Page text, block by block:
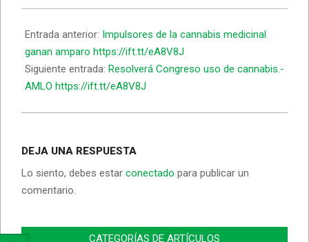
25
Entrada anterior: Impulsores de la cannabis medicinal
ganan amparo https://ift.tt/eA8V8J
Siguiente entrada: Resolverá Congreso uso de cannabis.-
AMLO https://ift.tt/eA8V8J
DEJA UNA RESPUESTA
Lo siento, debes estar conectado para publicar un
comentario.
CATEGORÍAS DE ARTÍCULOS